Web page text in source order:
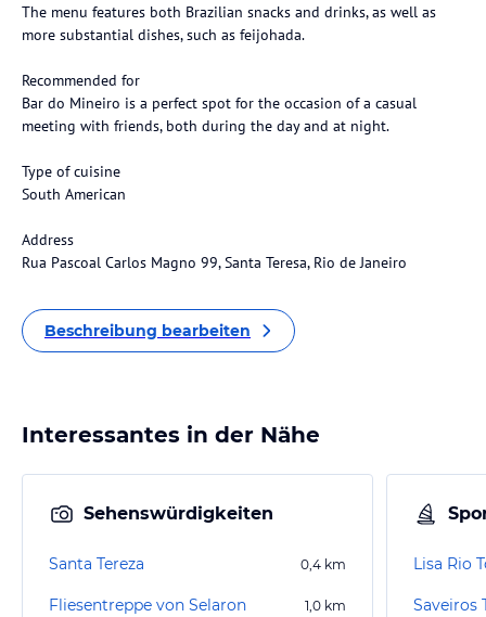
The menu features both Brazilian snacks and drinks, as well as
more substantial dishes, such as feijohada.
Recommended for
Bar do Mineiro is a perfect spot for the occasion of a casual
meeting with friends, both during the day and at night.
Type of cuisine
South American
Address
Rua Pascoal Carlos Magno 99, Santa Teresa, Rio de Janeiro
Beschreibung bearbeiten
Interessantes in der Nähe
Sehenswürdigkeiten
Santa Tereza 0,4 km
Fliesentreppe von Selaron 1,0 km
Lisa Rio
Saveiros